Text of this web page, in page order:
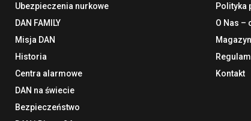
Ubezpieczenia nurkowe
DAN FAMILY
Misja DAN
Historia
Centra alarmowe
DAN na świecie
Bezpieczeństwo
Polityka
O Nas –
Kontakt